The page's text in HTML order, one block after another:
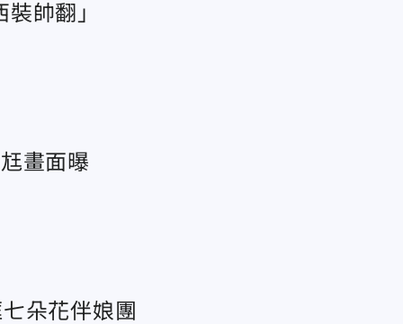
帥翻」
畫面曝
朵花伴娘團